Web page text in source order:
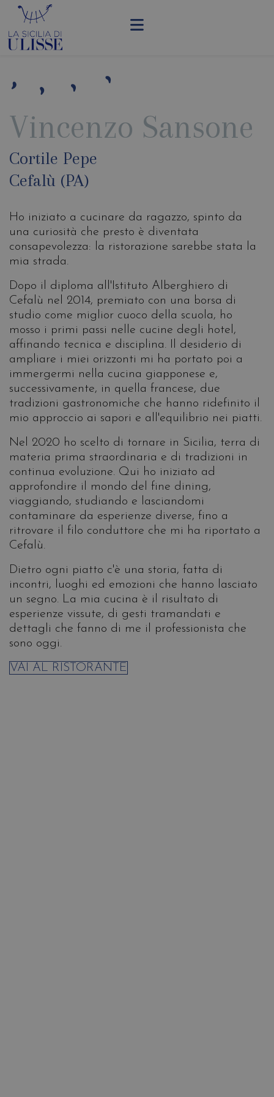
Vincenzo Sansone
Cortile Pepe
Cefalù (PA)
Ho iniziato a cucinare da ragazzo, spinto da
una curiosità che presto è diventata
consapevolezza: la ristorazione sarebbe stata la
mia strada.
Dopo il diploma all'Istituto Alberghiero di
Cefalù nel 2014, premiato con una borsa di
studio come miglior cuoco della scuola, ho
mosso i primi passi nelle cucine degli hotel,
affinando tecnica e disciplina. Il desiderio di
ampliare i miei orizzonti mi ha portato poi a
immergermi nella cucina giapponese e,
successivamente, in quella francese, due
tradizioni gastronomiche che hanno ridefinito il
mio approccio ai sapori e all'equilibrio nei piatti.
Nel 2020 ho scelto di tornare in Sicilia, terra di
materia prima straordinaria e di tradizioni in
continua evoluzione. Qui ho iniziato ad
approfondire il mondo del fine dining,
viaggiando, studiando e lasciandomi
contaminare da esperienze diverse, fino a
ritrovare il filo conduttore che mi ha riportato a
Cefalù.
Dietro ogni piatto c'è una storia, fatta di
incontri, luoghi ed emozioni che hanno lasciato
un segno. La mia cucina è il risultato di
esperienze vissute, di gesti tramandati e
dettagli che fanno di me il professionista che
sono oggi.
VAI AL RISTORANTE